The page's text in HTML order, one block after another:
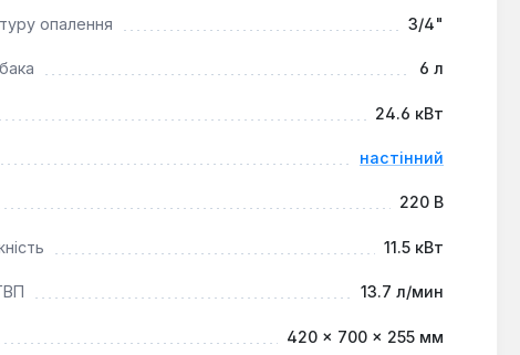
комфорту та ефективності використання в різних
опалення 3/4"
6 л
24.6 кВт
настінний
220 В
11.5 кВт
13.7 л/мин
420 × 700 × 255 мм